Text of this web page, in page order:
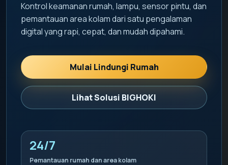
Kontrol keamanan rumah, lampu, sensor pintu, dan
pemantauan area kolam dari satu pengalaman
digital yang rapi, cepat, dan mudah dipahami.
Mulai Lindungi Rumah
Lihat Solusi BIGHOKI
24/7
Pemantauan rumah dan area kolam